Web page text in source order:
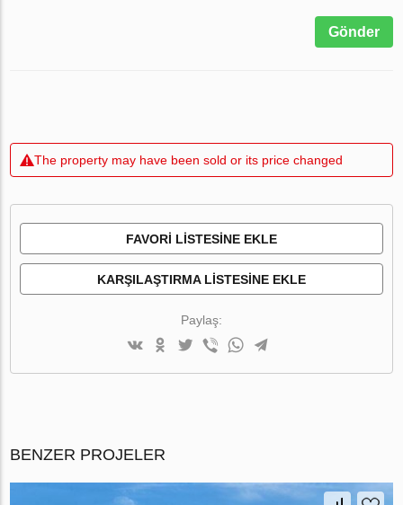
Gönder
The property may have been sold or its price changed
FAVORI LISTESINE EKLE
KARŞILAŞTIRMA LISTESINE EKLE
Paylaş:
BENZER PROJELER